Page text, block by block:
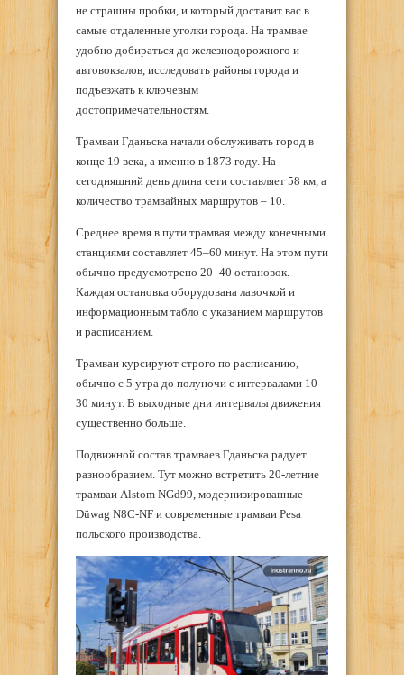
не страшны пробки, и который доставит вас в
самые отдаленные уголки города. На трамвае
удобно добираться до железнодорожного и
автовокзалов, исследовать районы города и
подъезжать к ключевым
достопримечательностям.
Трамваи Гданьска начали обслуживать город в
конце 19 века, а именно в 1873 году. На
сегодняшний день длина сети составляет 58 км, а
количество трамвайных маршрутов – 10.
Среднее время в пути трамвая между конечными
станциями составляет 45–60 минут. На этом пути
обычно предусмотрено 20–40 остановок.
Каждая остановка оборудована лавочкой и
информационным табло с указанием маршрутов
и расписанием.
Трамваи курсируют строго по расписанию,
обычно с 5 утра до полуночи с интервалами 10–
30 минут. В выходные дни интервалы движения
существенно больше.
Подвижной состав трамваев Гданьска радует
разнообразием. Тут можно встретить 20-летние
трамваи Alstom NGd99, модернизированные
Düwag N8C-NF и современные трамваи Pesa
польского производства.